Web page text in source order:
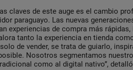
claves de este auge es el cambio
paraguayo. Las nuevas
experiencias de compra más
tanto la experiencia en tienda
de vender, se trata de guiarlo,
Nosotros segmentamos
como al digital nativo”,